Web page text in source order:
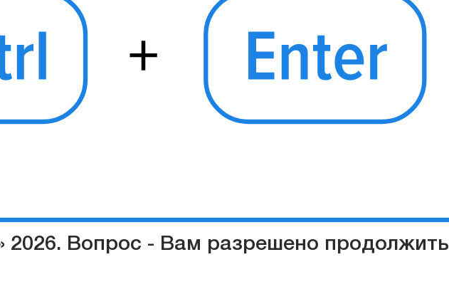
2026. Вопрос - Вам разрешено продолжить